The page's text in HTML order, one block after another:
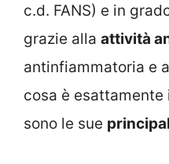
c.d. FANS) e in
grazie alla attività
antinfiammatoria e
cosa è esattamente
sono le sue